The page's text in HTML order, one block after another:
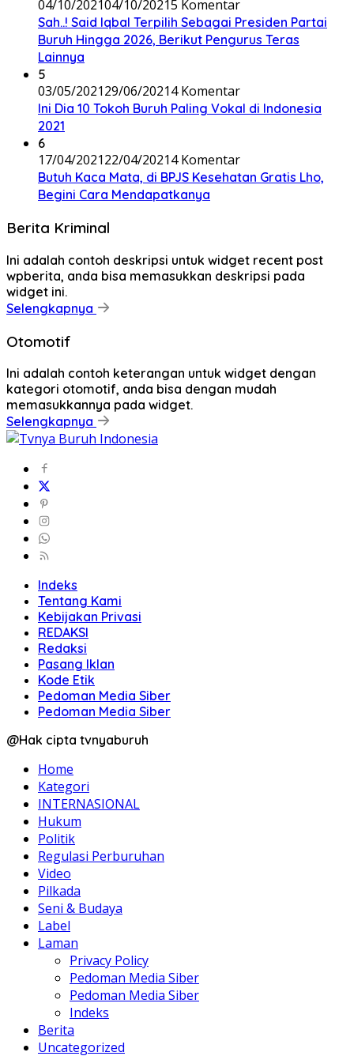
04/10/202104/10/20215 Komentar
Sah..! Said Iqbal Terpilih Sebagai Presiden Partai
Buruh Hingga 2026, Berikut Pengurus Teras
Lainnya
5
03/05/202129/06/20214 Komentar
Ini Dia 10 Tokoh Buruh Paling Vokal di Indonesia
2021
6
17/04/202122/04/20214 Komentar
Butuh Kaca Mata, di BPJS Kesehatan Gratis Lho,
Begini Cara Mendapatkanya
Berita Kriminal
Ini adalah contoh deskripsi untuk widget recent post
wpberita, anda bisa memasukkan deskripsi pada
widget ini.
Selengkapnya
Otomotif
Ini adalah contoh keterangan untuk widget dengan
kategori otomotif, anda bisa dengan mudah
memasukkannya pada widget.
Selengkapnya
Indeks
Tentang Kami
Kebijakan Privasi
REDAKSI
Redaksi
Pasang Iklan
Kode Etik
Pedoman Media Siber
Pedoman Media Siber
@Hak cipta tvnyaburuh
Home
Kategori
INTERNASIONAL
Hukum
Politik
Regulasi Perburuhan
Video
Pilkada
Seni & Budaya
Label
Laman
Privacy Policy
Pedoman Media Siber
Pedoman Media Siber
Indeks
Berita
Uncategorized